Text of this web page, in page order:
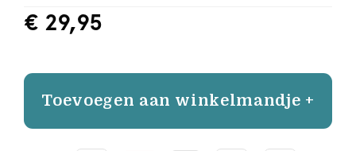
€ 29,95
Toevoegen aan winkelmandje +